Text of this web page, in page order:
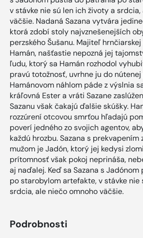
v stávke nie sú len ich životy a
väčšie. Nadaná Sazana vytvára
ktorá zdobí stoly najvznešenejších
perzského Šušanu. Majiteľ
Hamán, našťastie nepozná jej
ľudu, ktorý sa Hamán rozhodol
pravú totožnosť, uvrhne ju do nútenej
Hamánovom náhlom páde z výslnia
kráľovná Ester a vráti Sazane
Sazanu však čakajú ďalšie skúšky.
rozzúrení otcovou smrťou hľadajú
poverí jedného zo svojich agentov,
každú hrozbu. Sazana s prekvapením
mužom je Jadón, ktorý jej kedysi
prítomnosť však pokoj neprináša,
aj naďalej. Keď sa Sazana s
po starobylom artefakte, v stávke nie
srdcia, ale niečo omnoho väčšie.
Podrobnosti